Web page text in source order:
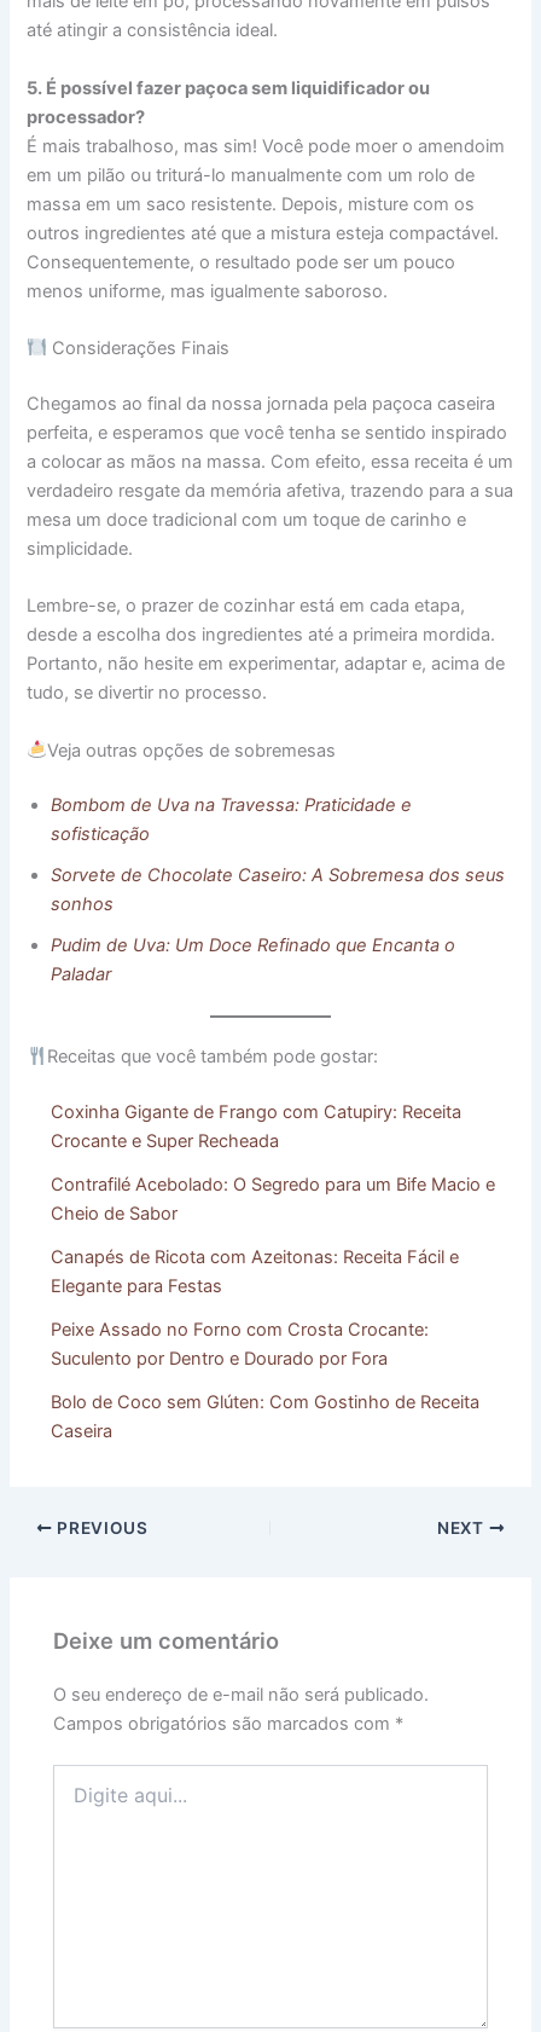
até atingir a consistência ideal.
5. É possível fazer paçoca sem liquidificador ou
processador?
É mais trabalhoso, mas sim! Você pode moer o amendoim
em um pilão ou triturá-lo manualmente com um rolo de
massa em um saco resistente. Depois, misture com os
outros ingredientes até que a mistura esteja compactável.
Consequentemente, o resultado pode ser um pouco
menos uniforme, mas igualmente saboroso.
Considerações Finais
Chegamos ao final da nossa jornada pela paçoca caseira
perfeita, e esperamos que você tenha se sentido inspirado
a colocar as mãos na massa. Com efeito, essa receita é um
verdadeiro resgate da memória afetiva, trazendo para a sua
mesa um doce tradicional com um toque de carinho e
simplicidade.
Lembre-se, o prazer de cozinhar está em cada etapa,
desde a escolha dos ingredientes até a primeira mordida.
Portanto, não hesite em experimentar, adaptar e, acima de
tudo, se divertir no processo.
Veja outras opções de sobremesas
Bombom de Uva na Travessa: Praticidade e
sofisticação
Sorvete de Chocolate Caseiro: A Sobremesa dos seus
sonhos
Pudim de Uva: Um Doce Refinado que Encanta o
Paladar
Receitas que você também pode gostar:
Coxinha Gigante de Frango com Catupiry: Receita
Crocante e Super Recheada
Contrafilé Acebolado: O Segredo para um Bife Macio e
Cheio de Sabor
Canapés de Ricota com Azeitonas: Receita Fácil e
Elegante para Festas
Peixe Assado no Forno com Crosta Crocante:
Suculento por Dentro e Dourado por Fora
Bolo de Coco sem Glúten: Com Gostinho de Receita
Caseira
PREVIOUS NEXT
Deixe um comentário
O seu endereço de e-mail não será publicado.
Campos obrigatórios são marcados com *
aqui...